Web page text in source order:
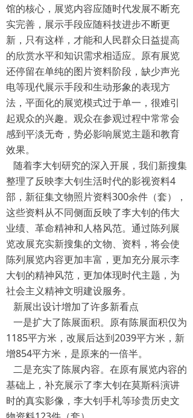
馆的核心，展览内容应随时代发展不断充
实完善，展示手段应随科技进步不断更
新，只有这样，才能和人民群众日益提高
的欣赏水平和知识需求相适应。原有展览
还停留在单纯的图片资料阶段，缺少声光
电等现代展示手段和生动形象的表现方
法，平面化的展览模式过于单一，很难引
起观众的兴趣。观众在参观过程中常常会
感到平淡无奇，势必影响展览主题和教育
效果。
随着李大钊研究的深入开展，我们新搜集
整理了反映李大钊生活时代的影视资料4
部，新征集文物照片资料300余件（套），
这些资料从不同侧面反映了李大钊的伟大
业绩、革命精神和人格风范。通过陈列展
览改展充实新搜集的文物、资料，将会使
陈列展览内容更加丰富，更加充分展示李
大钊的精神风范，更加体现时代主题，为
社会主义精神文明建设服务。
新展出设计增加了许多新看点
一是扩大了陈展面积。原有陈展面积仅为
1185平方米，改展后达到2039平方米，新
增854平方米，是原来的一倍半。
二是充实了陈展内容。在原有展览内容的
基础上，补充展示了李大钊在莫斯科演讲
时的真实影像，李大钊手札等珍贵历史文